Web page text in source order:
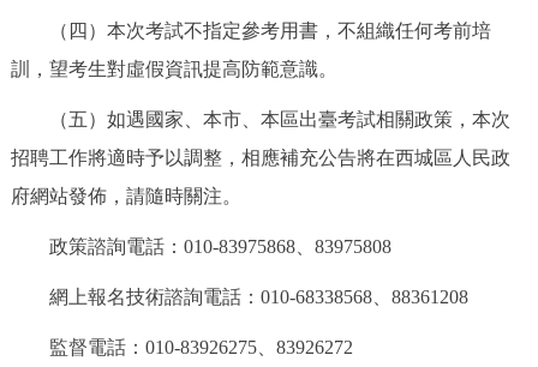
（四）本次考試不指定參考用書，不組織任何考前培
訓，望考生對虛假資訊提高防範意識。
（五）如遇國家、本市、本區出臺考試相關政策，本次
招聘工作將適時予以調整，相應補充公告將在西城區人民政
府網站發佈，請隨時關注。
政策諮詢電話：010-83975868、83975808
網上報名技術諮詢電話：010-68338568、88361208
監督電話：010-83926275、83926272